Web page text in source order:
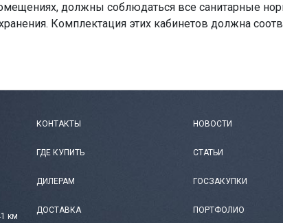
должны соблюдаться все санитарные
Комплектация этих кабинетов должна
км
КОНТАКТЫ
ГДЕ КУПИТЬ
ДИЛЕРАМ
ДОСТАВКА
НОВОСТИ
СТАТЬИ
ГОСЗАКУПКИ
ПОРТФОЛИО